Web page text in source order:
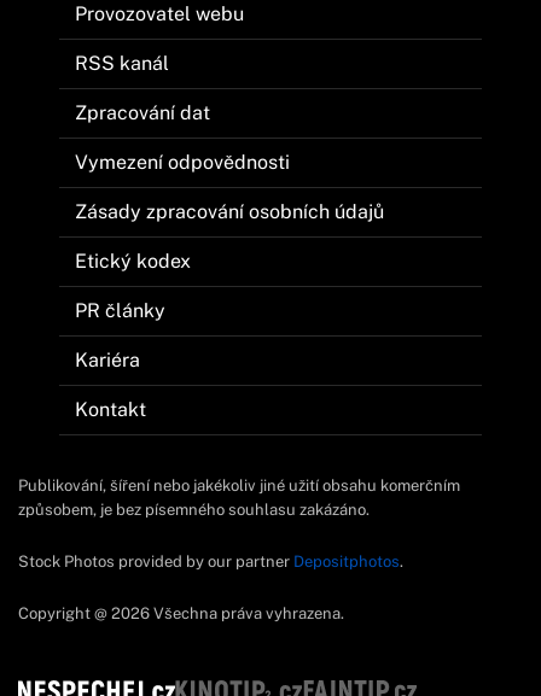
Provozovatel webu
RSS kanál
Zpracování dat
Vymezení odpovědnosti
Zásady zpracování osobních údajů
Etický kodex
PR články
Kariéra
Kontakt
Publikování, šíření nebo jakékoliv jiné užití obsahu komerčním
způsobem, je bez písemného souhlasu zakázáno.
Stock Photos provided by our partner Depositphotos.
Copyright @ 2026 Všechna práva vyhrazena.